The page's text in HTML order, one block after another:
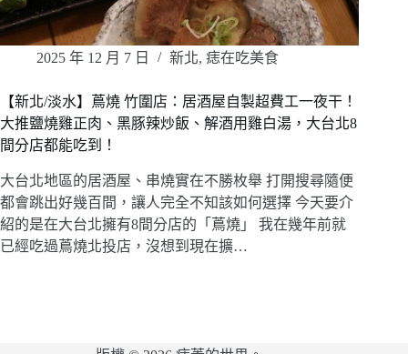
2025 年 12 月 7 日 新北, 痣在吃美食
【新北/淡水】蔦燒 竹圍店：居酒屋自製超費工一夜干！
大推鹽燒雞正肉、黑豚辣炒飯、解酒用雞白湯，大台北8
間分店都能吃到！
大台北地區的居酒屋、串燒實在不勝枚舉 打開搜尋隨便
都會跳出好幾百間，讓人完全不知該如何選擇 今天要介
紹的是在大台北擁有8間分店的「蔦燒」 我在幾年前就
已經吃過蔦燒北投店，沒想到現在擴…